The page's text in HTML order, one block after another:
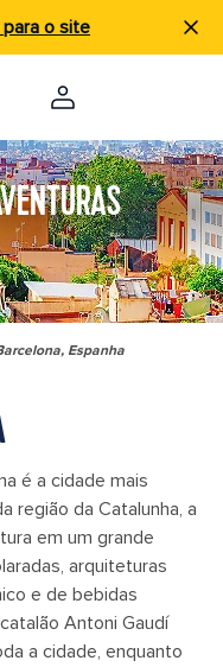
para o site
Espanha
é a cidade mais
região da Catalunha, a
em um grande
arquiteturas
e de bebidas
Antoni Gaudí
a cidade, enquanto